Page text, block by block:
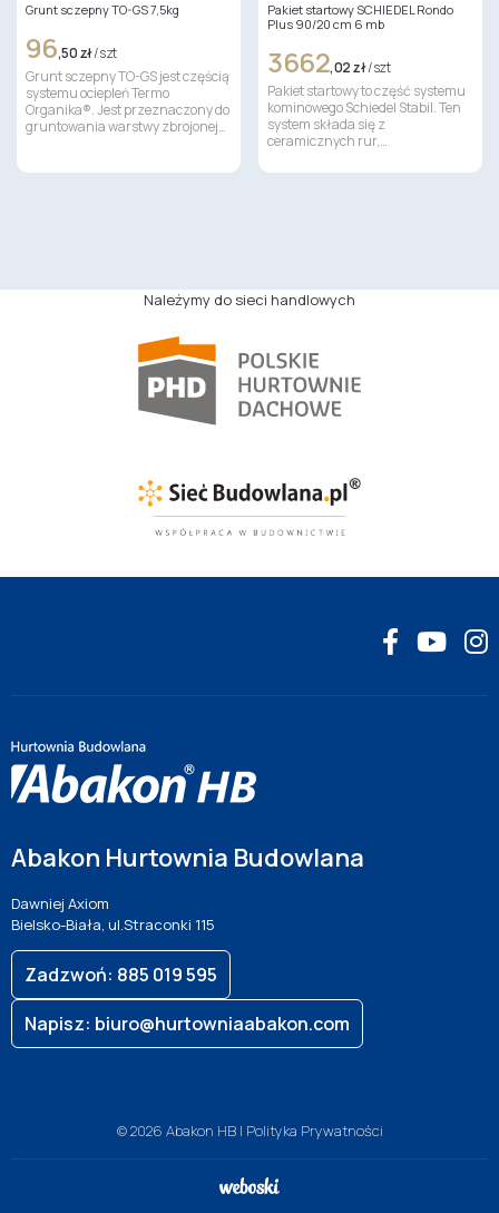
Grunt sczepny TO-GS 7,5kg
96,50 zł/ szt
Grunt sczepny TO-GS jest częścią
systemu ociepleń Termo
Organika®. Jest przeznaczony do
gruntowania warstwy zbrojonej…
Pakiet startowy SCHIEDEL Rondo
Plus 90/20 cm 6 mb
3662,02 zł/ szt
Pakiet startowy to część systemu
kominowego Schiedel Stabil. Ten
system składa się z
ceramicznych rur,…
Należymy do sieci handlowych
Abakon Hurtownia Budowlana
Dawniej Axiom
Bielsko-Biała, ul.Straconki 115
Zadzwoń: 885 019 595
Napisz: biuro@hurtowniaabakon.com
© 2026 Abakon HB | Polityka Prywatności